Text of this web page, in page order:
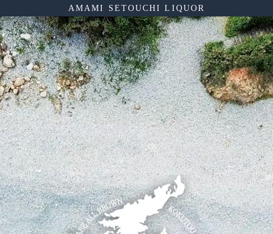
AMAMI SETOUCHI LIQUOR